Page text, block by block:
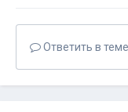
Ответить в